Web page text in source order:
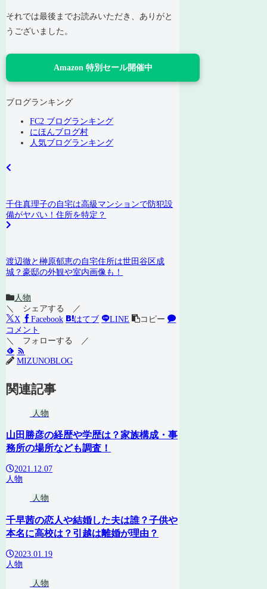
それでは最後までお読みいただき、ありがと
うございました。
Amazon 特別セール開催中
ブログランキング
FC2 ブログランキング
にほんブログ村
人気ブログランキング
千住真理子の自宅は高級マンションで防犯設
備がヤバい！住所を特定？
渡辺徹と榊原郁恵の自宅住所は世田谷区成
城？豪邸の外観や室内画像も！
人物
＼ シェアする ／
X
Facebook はてブ LINE
コピー
コメント
＼ フォローする ／
MIZUNOBLOG
関連記事
人物
山田勝彦の経歴や学歴は？家族構成・事
務所の場所なども調査！
2021.12.07
人物
人物
千早茜の恋人や結婚した夫は誰？子供や
本名に高校は？引越は離婚が理由？
2023.01.19
人物
人物